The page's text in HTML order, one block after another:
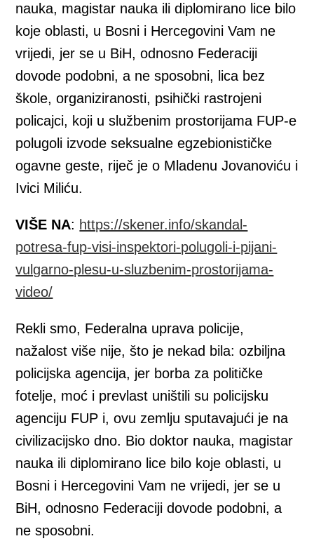
nauka, magistar nauka ili diplomirano lice bilo
koje oblasti, u Bosni i Hercegovini Vam ne
vrijedi, jer se u BiH, odnosno Federaciji
dovode podobni, a ne sposobni, lica bez
škole, organiziranosti, psihički rastrojeni
policajci, koji u službenim prostorijama FUP-e
polugoli izvode seksualne egzebionističke
ogavne geste, riječ je o Mladenu Jovanoviću i
Ivici Miliću.
VIŠE NA: https://skener.info/skandal-
potresa-fup-visi-inspektori-polugoli-i-pijani-
vulgarno-plesu-u-sluzbenim-prostorijama-
video/
Rekli smo, Federalna uprava policije,
nažalost više nije, što je nekad bila: ozbiljna
policijska agencija, jer borba za političke
fotelje, moć i prevlast uništili su policijsku
agenciju FUP i, ovu zemlju sputavajući je na
civilizacijsko dno. Bio doktor nauka, magistar
nauka ili diplomirano lice bilo koje oblasti, u
Bosni i Hercegovini Vam ne vrijedi, jer se u
BiH, odnosno Federaciji dovode podobni, a
ne sposobni.